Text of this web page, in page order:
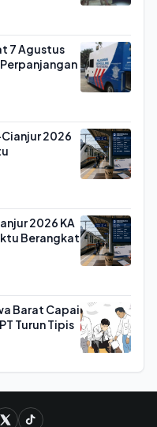
7 Agustus
2026
2026 KA
Berangkat
Barat Capai
Turun Tipis